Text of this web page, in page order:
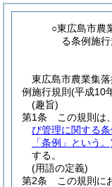
○東広島市農
る条例施行
東広島市農業集
例施行規則(平成10
(趣旨)
第1条
この規則は、
び管理に関する条
「条例」という。
する。
(用語の定義)
第2条
この規則に